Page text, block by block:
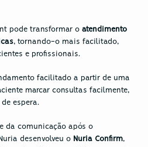
pode transformar o atendimento
, tornando-o mais facilitado,
e profissionais.
marcar consultas facilmente,
espera.
da comunicação após o
desenvolveu o Nuria Confirm,